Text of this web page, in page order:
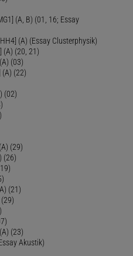
(A, B) (01, 16; Essay
(A) (Essay Clusterphysik)
(A) (20, 21)
(03)
(A) (22)
(02)
(29)
(26)
(21)
(23)
Akustik)